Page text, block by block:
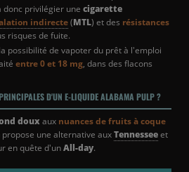
privilégier une cigarette
indirecte(MTL) et des résistances
risques de fuite.
possibilité de vapoter du prêt à l'emploi
entre 0 et 18 mg, dans des flacons
PRINCIPALES D'UN E-LIQUIDE ALABAMA PULP ?
douxaux nuances de fruits à coque
propose une alternative auxTennesseeet
en quête d'unAll-day.